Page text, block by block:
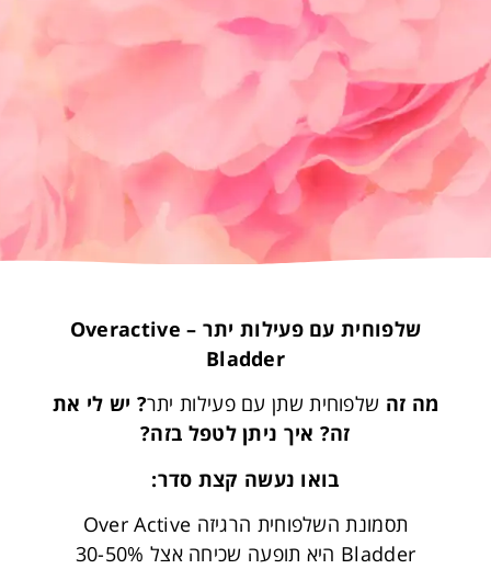
שלפוחית עם פעילות יתר – Overactive
Bladder
מה זה שלפוחית שתן עם פעילות יתר? יש לי את
זה? איך ניתן לטפל בזה?
בואו נעשה קצת סדר:
תסמונת השלפוחית הרגיזה Over Active
Bladder היא תופעה שכיחה אצל 30-50%